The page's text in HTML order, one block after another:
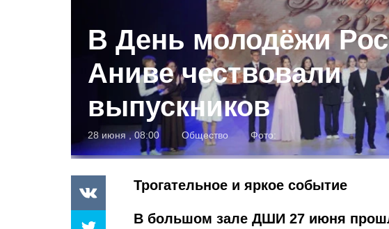
В День молодёжи
Аниве чествовали
выпускников
28 июня , 08:00 Общество Фото:
Трогательное и яркое событие
В большом зале ДШИ 27 июня